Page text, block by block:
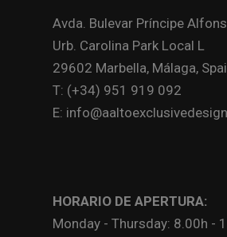
Avda. Bulevar Príncipe
Urb. Carolina Park Local L
29602 Marbella, Málaga,
T: (+34) 951 919 092
E:
HORARIO DE APERTURA:
Monday - Thursday: 8.00h -